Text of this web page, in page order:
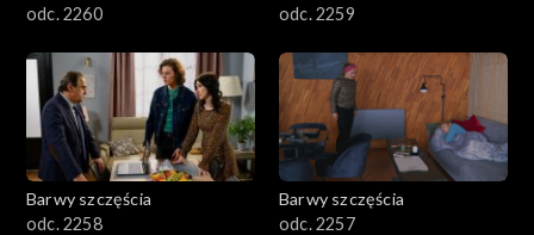
odc. 2260
odc. 2259
Barwy szczęścia
odc. 2258
Barwy szczęścia
odc. 2257